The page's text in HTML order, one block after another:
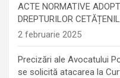
ACTE NORMATIVE
DREPTURILOR
2 februarie 2025
Precizări ale Avocatului
se solicită atacarea la